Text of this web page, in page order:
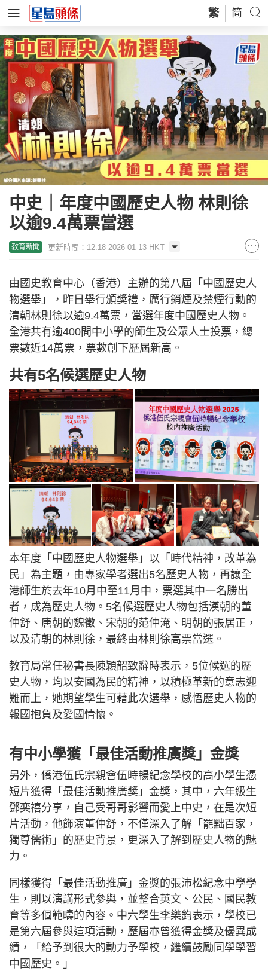
繁 简
中史｜年度中國歷史人物 林則徐
以逾9.4萬票當選
教育新聞 更新時間：12:18 2026-01-13 HKT
由國史教育中心（香港）主辦的第八屆「中國歷史人
物選舉」，昨日舉行頒獎禮，厲行銷煙及禁煙行動的
清朝林則徐以逾9.4萬票，當選年度中國歷史人物。
全港共有逾400間中小學的師生及公眾人士投票，總
票數近14萬票，票數創下歷屆新高。
共有5名候選歷史人物
本年度「中國歷史人物選舉」以「時代精神，改革為
民」為主題，由專家學者選出5名歷史人物，再讓全
港師生於去年10月中至11月中，票選其中一名勝出
者，成為歷史人物。5名候選歷史人物包括漢朝的董
仲舒、唐朝的魏徵、宋朝的范仲淹、明朝的張居正，
以及清朝的林則徐，最終由林則徐高票當選。
教育局常任秘書長陳穎韶致辭時表示，5位候選的歷
史人物，均以安國為民的精神，以積極革新的意志迎
難而上，她期望學生可藉此次選舉，感悟歷史人物的
報國抱負及愛國情懷。
有中小學獲「最佳活動推廣獎」金獎
另外，僑港伍氏宗親會伍時暢紀念學校的高小學生憑
短片獲得「最佳活動推廣獎」金獎，其中，六年級生
鄧奕禧分享，自己受哥哥影響而愛上中史，在是次短
片活動，他飾演董仲舒，不僅深入了解「罷黜百家，
獨尊儒術」的歷史背景，更深入了解到歷史人物的魅
力。
同樣獲得「最佳活動推廣」金獎的張沛松紀念中學學
生，則以演講形式參與，並整合英文、公民、國民教
育等多個範疇的內容。中六學生李樂鈞表示，學校已
是第六屆參與這項活動，歷屆亦曾獲得金獎及優異成
績，「給予到很大的動力予學校，繼續鼓勵同學學習
中國歷史。」